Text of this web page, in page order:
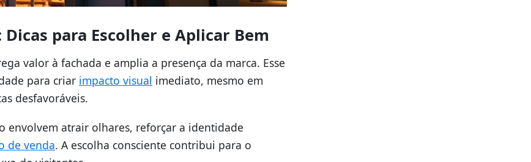
para Escolher e Aplicar Bem
valor à fachada e amplia a presença da marca. Esse
para criar impacto visual imediato, mesmo em
desfavoráveis.
envolvem atrair olhares, reforçar a identidade
de venda. A escolha consciente contribui para o